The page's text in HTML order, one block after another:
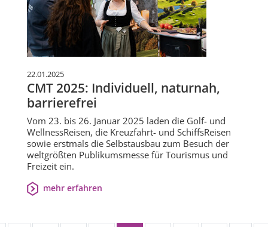
22.01.2025
CMT 2025: Individuell, naturnah,
barrierefrei
Vom 23. bis 26. Januar 2025 laden die Golf- und
WellnessReisen, die Kreuzfahrt- und SchiffsReisen
sowie erstmals die Selbstausbau zum Besuch der
weltgrößten Publikumsmesse für Tourismus und
Freizeit ein.
mehr erfahren